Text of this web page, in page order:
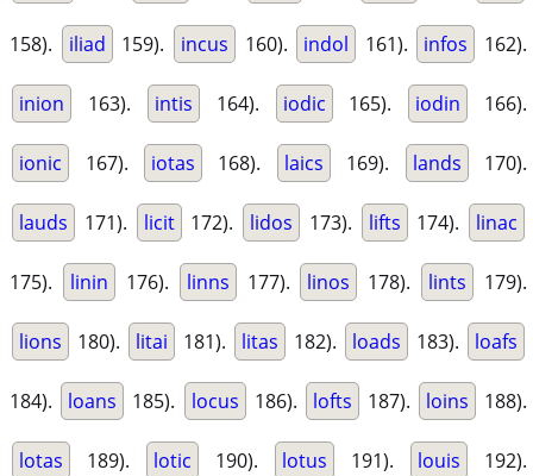
158). iliad 159). incus 160). indol 161). infos 162).
inion 163). intis 164). iodic 165). iodin 166).
ionic 167). iotas 168). laics 169). lands 170).
lauds 171). licit 172). lidos 173). lifts 174). linac
175). linin 176). linns 177). linos 178). lints 179).
lions 180). litai 181). litas 182). loads 183). loafs
184). loans 185). locus 186). lofts 187). loins 188).
lotas 189). lotic 190). lotus 191). louis 192).